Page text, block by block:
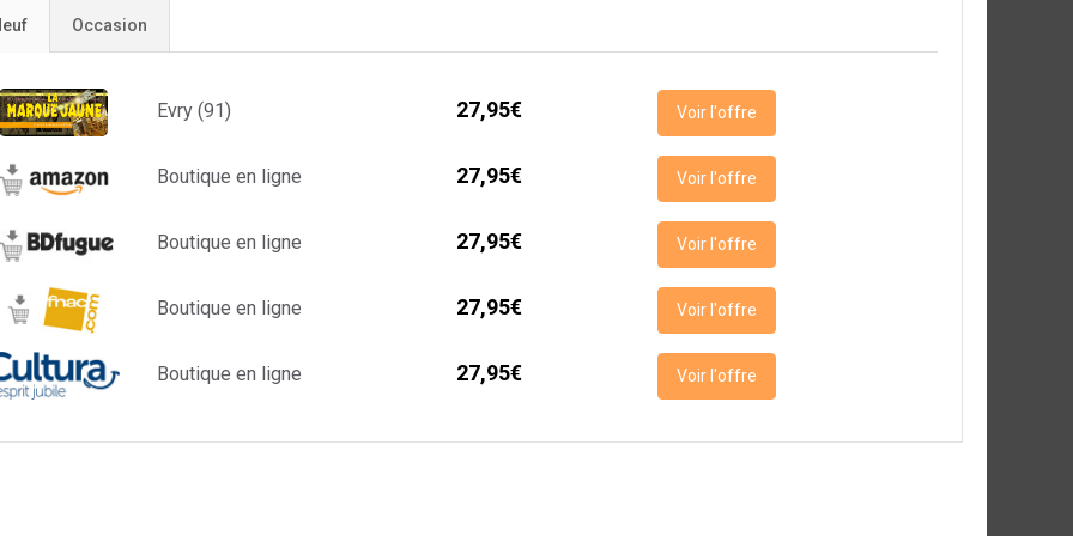
Occasion
Evry (91) 27,95€ Voir l'offre
Boutique en ligne 27,95€ Voir l'offre
Boutique en ligne 27,95€ Voir l'offre
Boutique en ligne 27,95€ Voir l'offre
Boutique en ligne 27,95€ Voir l'offre